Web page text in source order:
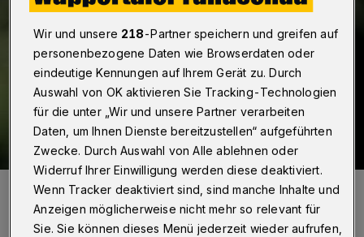
Andreas Zawierucha.
Foto: Tim Ahlrichs
Wir und unsere 218-Partner speichern und greifen auf
personenbezogene Daten wie Browserdaten oder
eindeutige Kennungen auf Ihrem Gerät zu. Durch
Auswahl von OK aktivieren Sie Tracking-Technologien
für die unter „Wir und unsere Partner verarbeiten
Daten, um Ihnen Dienste bereitzustellen“ aufgeführten
Zwecke. Durch Auswahl von Alle ablehnen oder
Widerruf Ihrer Einwilligung werden diese deaktiviert.
Wenn Tracker deaktiviert sind, sind manche Inhalte und
Anzeigen möglicherweise nicht mehr so relevant für
Sie. Sie können dieses Menü jederzeit wieder aufrufen,